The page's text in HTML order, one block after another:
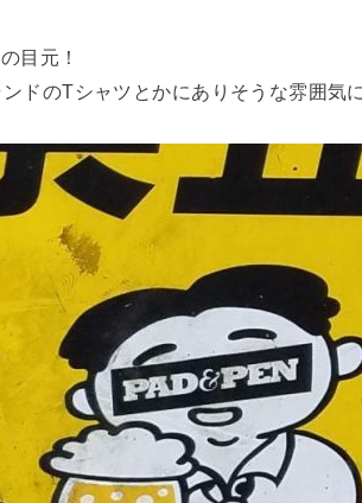
目元！
ドのTシャツとかにありそうな雰囲